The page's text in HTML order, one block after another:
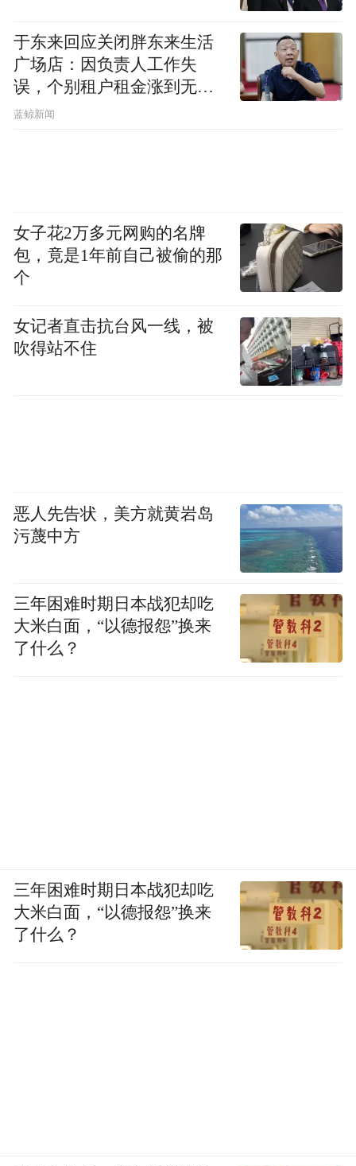
于东来回应关闭胖东来生活
广场店：因负责人工作失
误，个别租户租金涨到无法
想象
蓝鲸新闻
女子花2万多元网购的名牌
包，竟是1年前自己被偷的那
个
女记者直击抗台风一线，被
吹得站不住
恶人先告状，美方就黄岩岛
污蔑中方
三年困难时期日本战犯却吃
大米白面，“以德报怨”换来
了什么？
三年困难时期日本战犯却吃
大米白面，“以德报怨”换来
了什么？